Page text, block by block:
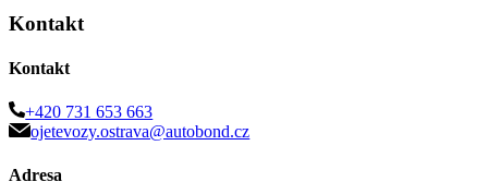
Kontakt
Kontakt
+420 731 653 663
ojetevozy.ostrava@autobond.cz
Adresa